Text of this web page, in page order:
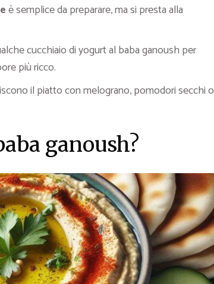
è semplice da preparare, ma si presta alla
cucchiaio di yogurt al baba ganoush per
più ricco.
il piatto con melograno, pomodori secchi o
ganoush?